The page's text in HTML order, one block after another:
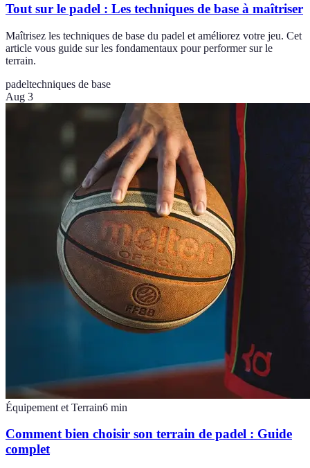
Tout sur le padel : Les techniques de base à maîtriser
Maîtrisez les techniques de base du padel et améliorez votre jeu. Cet
article vous guide sur les fondamentaux pour performer sur le
terrain.
padeltechniques de base
Aug 3
Équipement et Terrain6 min
Comment bien choisir son terrain de padel : Guide
complet